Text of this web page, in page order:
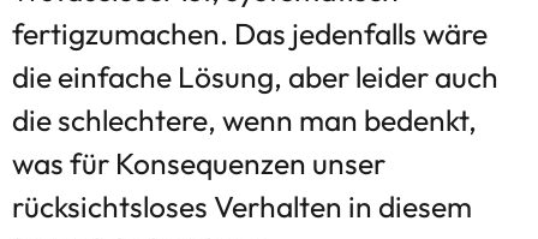
fertigzumachen. Das jedenfalls wäre
die einfache Lösung, aber leider auch
die schlechtere, wenn man bedenkt,
was für Konsequenzen unser
rücksichtsloses Verhalten in diesem